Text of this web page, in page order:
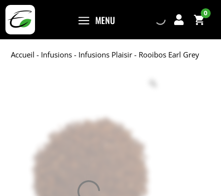
a MENU 
0
Accueil - Infusions - Infusions Plaisir - Rooibos Earl Grey